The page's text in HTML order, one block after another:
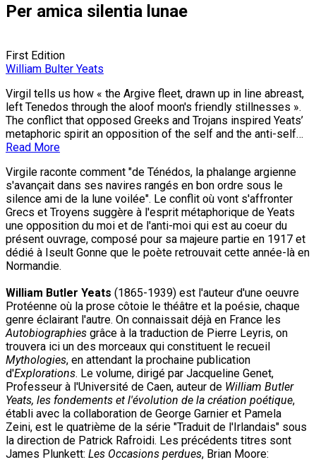
Per amica silentia lunae
First Edition
William Bulter Yeats
Virgil tells us how « the Argive fleet, drawn up in line abreast,
left Tenedos through the aloof moon's friendly stillnesses ».
The conflict that opposed Greeks and Trojans inspired Yeats’
metaphoric spirit an opposition of the self and the anti-self…
Read More
Virgile raconte comment "de Ténédos, la phalange argienne
s'avançait dans ses navires rangés en bon ordre sous le
silence ami de la lune voilée". Le conflit où vont s'affronter
Grecs et Troyens suggère à l'esprit métaphorique de Yeats
une opposition du moi et de l'anti-moi qui est au coeur du
présent ouvrage, composé pour sa majeure partie en 1917 et
dédié à Iseult Gonne que le poète retrouvait cette année-là en
Normandie.
William Butler Yeats (1865-1939) est l'auteur d'une oeuvre
Protéenne où la prose côtoie le théâtre et la poésie, chaque
genre éclairant l'autre. On connaissait déjà en France les
Autobiographies grâce à la traduction de Pierre Leyris, on
trouvera ici un des morceaux qui constituent le recueil
Mythologies, en attendant la prochaine publication
d'Explorations. Le volume, dirigé par Jacqueline Genet,
Professeur à l'Université de Caen, auteur de William Butler
Yeats, les fondements et l'évolution de la création poétique,
établi avec la collaboration de George Garnier et Pamela
Zeini, est le quatrième de la série "Traduit de l'Irlandais" sous
la direction de Patrick Rafroidi. Les précédents titres sont
James Plunkett: Les Occasions perdues, Brian Moore: